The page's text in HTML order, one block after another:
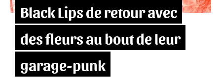
Black Lips de retour avec
des fleurs au bout de leur
garage-punk